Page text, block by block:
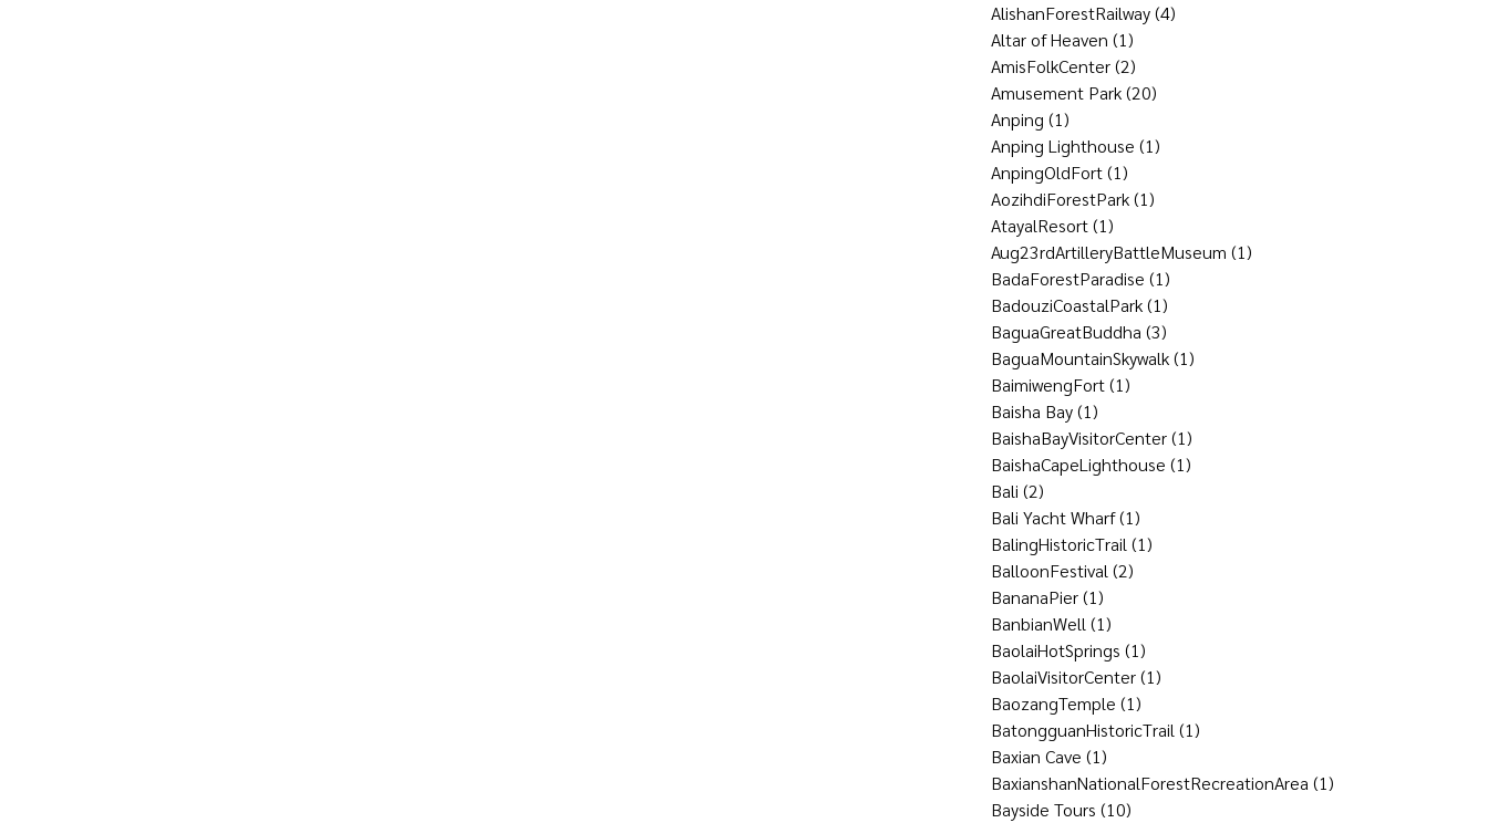
AlishanForestRailway(4)
Altar of Heaven (1)
AmisFolkCenter(2)
Amusement Park(20)
Anping (1)
Anping Lighthouse (1)
AnpingOldFort(1)
AozihdiForestPark(1)
AtayalResort(1)
Aug23rdArtilleryBattleMuseum (1)
BadaForestParadise (1)
BadouziCoastalPark(1)
BaguaGreatBuddha (3)
BaguaMountainSkywalk(1)
BaimiwengFort(1)
Baisha Bay(1)
BaishaBayVisitorCenter(1)
BaishaCapeLighthouse (1)
Bali (2)
Bali Yacht Wharf(1)
BalingHistoricTrail (1)
BalloonFestival (2)
BananaPier(1)
BanbianWell (1)
BaolaiHotSprings (1)
BaolaiVisitorCenter(1)
BaozangTemple (1)
BatongguanHistoricTrail (1)
Baxian Cave (1)
BaxianshanNationalForestRecreationArea (1)
Bayside Tours (10)